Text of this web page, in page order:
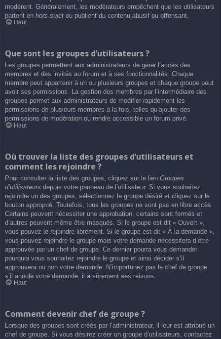
modèrent. Généralement, les modérateurs empêchent que les utilisateurs
partent en hors-sujet ou publient du contenu abusif ou offensant.
Haut
Que sont les groupes d’utilisateurs ?
Les groupes permettent aux administrateurs de gérer l’accès des
membres et des invités au forum et à ses fonctionnalités. Chaque
membre peut appartenir à un ou plusieurs groupes et chaque groupe peut
avoir ses permissions. La gestion des membres par l’intermédiaire des
groupes permet aux administrateurs de modifier rapidement les
permissions de plusieurs membres à la fois, telles qu’ajouter des
permissions de modération ou rendre accessible un forum privé.
Haut
Où trouver la liste des groupes d’utilisateurs et
comment les rejoindre ?
Pour consulter la liste des groupes, cliquez sur le lien Groupes
d’utilisateurs depuis votre panneau de l’utilisateur. Si vous souhaitez
rejoindre un des groupes, sélectionnez le groupe désiré et cliquez sur le
bouton approprié. Toutefois, tous les groupes ne sont pas en libre accès.
Certains peuvent nécessiter une approbation, certains sont fermés et
d’autres peuvent même être masqués. Si le groupe est dit « Ouvert »,
vous pouvez le rejoindre librement. Si le groupe est dit « À la demande »,
vous pouvez rejoindre le groupe mais votre demande nécessitera d’être
approuvée par un chef de groupe. Ce dernier pourra vous demander
pourquoi vous souhaitez rejoindre le groupe et ainsi décider s’il
approuvera ou non votre demande. N’importunez pas le chef de groupe
s’il annule votre demande, il a sûrement ses raisons.
Haut
Comment devenir chef de groupe ?
Lorsque des groupes sont créés par l’administrateur, il leur est attribué un
chef de groupe. Si vous désirez créer un groupe d’utilisateurs, contactez